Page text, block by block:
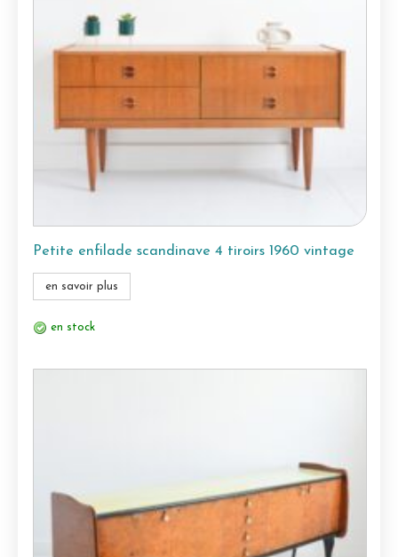
Petite enfilade scandinave 4 tiroirs 1960 vintage
en savoir plus
en stock